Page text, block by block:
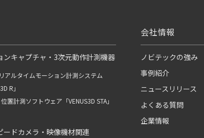
ンキャプチャ・3次元動作計測機器
アルタイムモーション計測システム
R」
置計測ソフトウェア「VENUS3D STA」
ードカメラ・映像機材関連
会社情報
ノビテックの強み
事例紹介
ニュースリリース
よくある質問
企業情報